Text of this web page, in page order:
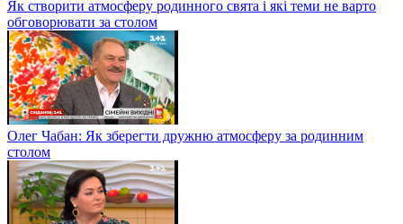
Як створити атмосферу родинного свята і які теми не варто
обговорювати за столом
Олег Чабан: Як зберегти дружню атмосферу за родинним
столом